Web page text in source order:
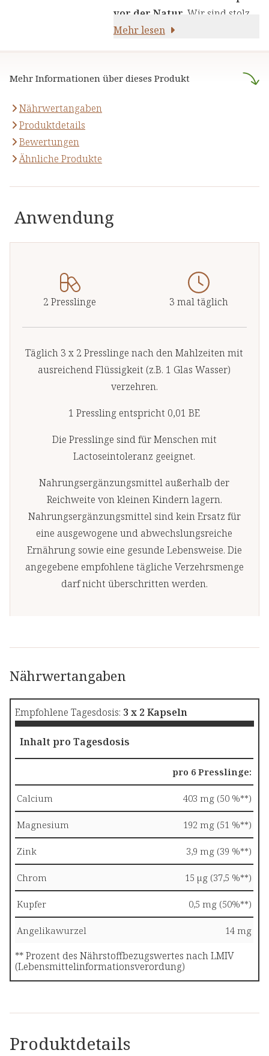
die Kraft von Kräutern,
Pflanzenstoffen und anderen
Wohlbefinden.
Mehr Informationen über dieses Produkt
Nährwertangaben
Produktdetails
Bewertungen
Ähnliche Produkte
Anwendung
2 Presslinge 3 mal täglich
Täglich 3 x 2 Presslinge nach den Mahlzeiten mit
ausreichend Flüssigkeit (z.B. 1 Glas Wasser)
verzehren.
1 Pressling entspricht 0,01 BE
Die Presslinge sind für Menschen mit
Lactoseintoleranz geeignet.
Nahrungsergänzungsmittel außerhalb der
Reichweite von kleinen Kindern lagern.
Nahrungsergänzungsmittel sind kein Ersatz für
eine ausgewogene und abwechslungsreiche
Ernährung sowie eine gesunde Lebensweise. Die
angegebene empfohlene tägliche Verzehrsmenge
darf nicht überschritten werden.
Produktdetails
Nährwertangaben
Empfohlene Tagesdosis: 3 x 2 Kapseln
Inhalt pro Tagesdosis
pro 6 Presslinge:
Calcium 403 mg (50 %**)
Magnesium 192 mg (51 %**)
Zink 3,9 mg (39 %**)
Chrom 15 µg (37,5 %**)
Kupfer 0,5 mg (50%**)
Angelikawurzel 14 mg
** Prozent des Nährstoffbezugswertes nach LMIV
(Lebensmittelinformationsverordung)
vor der Natur . Wir sind stolz
darauf,naturreine Produkte
stützen.
Mehr lesen